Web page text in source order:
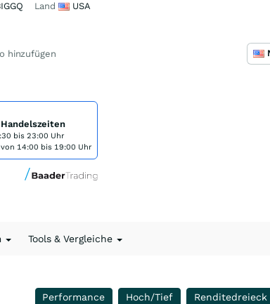
Land USA
hinzufügen
bis 23:00 Uhr
von 14:00 bis 19:00 Uhr
Tools & Vergleiche
Performance Hoch/Tief Renditedreieck